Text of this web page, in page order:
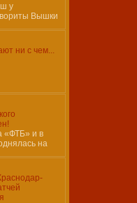
у
Вышки
ни с чем...
«ФТБ» и в
на